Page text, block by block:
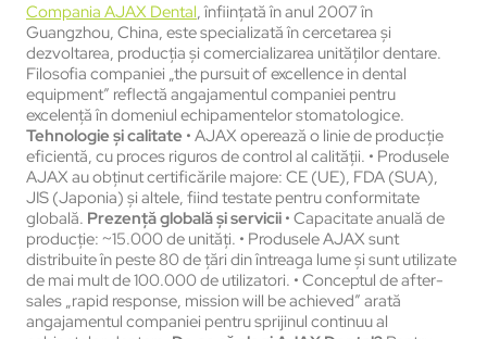
Compania AJAX Dental, înființată în anul 2007 în
Guangzhou, China, este specializată în cercetarea şi
dezvoltarea, producţia şi comercializarea unităţilor dentare.
Filosofia companiei „the pursuit of excellence in dental
equipment” reflectă angajamentul companiei pentru
excelenţă în domeniul echipamentelor stomatologice.
Tehnologie şi calitate • AJAX operează o linie de producţie
eficientă, cu proces riguros de control al calităţii. • Produsele
AJAX au obținut certificările majore: CE (UE), FDA (SUA),
JIS (Japonia) şi altele, fiind testate pentru conformitate
globală. Prezenţă globală şi servicii • Capacitate anuală de
producţie: ~15.000 de unităţi. • Produsele AJAX sunt
distribuite în peste 80 de ţări din întreaga lume şi sunt utilizate
de mai mult de 100.000 de utilizatori. • Conceptul de after-
sales „rapid response, mission will be achieved” arată
angajamentul companiei pentru sprijinul continuu al